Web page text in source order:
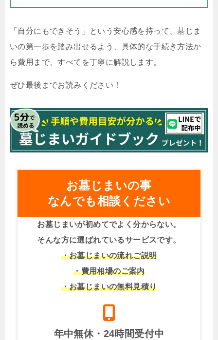
「自分にもできそう」という安心感を持って、墓じま
いの第一歩を踏み出せるよう、具体的な手続き方法か
ら費用まで、すべてを丁寧に解説します。
ぜひ最後までお読みください！
お墓じまいの事
なんでも相談ください
お墓じまいが初めてでよく分からない。
そんな方に選ばれているサービスです。
・お墓じまいの流れご説明
・費用相場のご案内
・お墓じまいの無料見積り
年中無休・24時間受付中